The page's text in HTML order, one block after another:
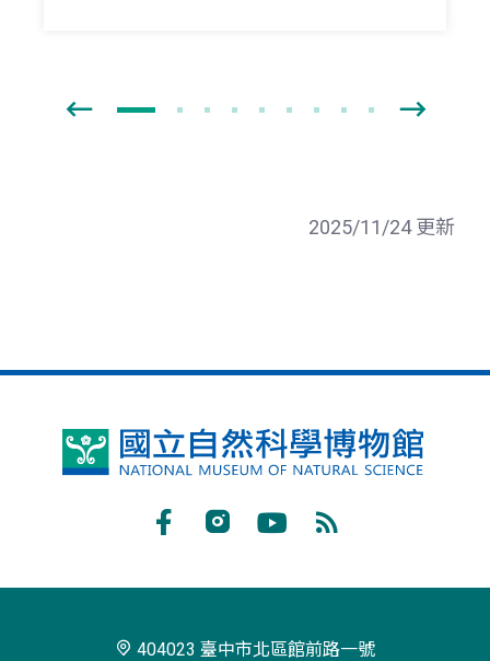
2025/11/24 更新
國
閱
404023 臺中市北區館前路一號